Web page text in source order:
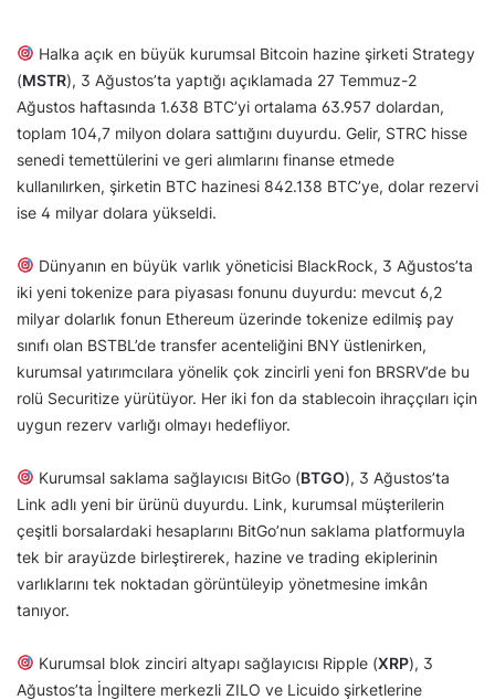
Halka açık en büyük kurumsal Bitcoin hazine şirketi Strategy
(MSTR), 3 Ağustos’ta yaptığı açıklamada 27 Temmuz-2
Ağustos haftasında 1.638 BTC’yi ortalama 63.957 dolardan,
toplam 104,7 milyon dolara sattığını duyurdu. Gelir, STRC hisse
senedi temettülerini ve geri alımlarını finanse etmede
kullanılırken, şirketin BTC hazinesi 842.138 BTC’ye, dolar rezervi
ise 4 milyar dolara yükseldi.
Dünyanın en büyük varlık yöneticisi BlackRock, 3 Ağustos’ta
iki yeni tokenize para piyasası fonunu duyurdu: mevcut 6,2
milyar dolarlık fonun Ethereum üzerinde tokenize edilmiş pay
sınıfı olan BSTBL’de transfer acenteliğini BNY üstlenirken,
kurumsal yatırımcılara yönelik çok zincirli yeni fon BRSRV’de bu
rolü Securitize yürütüyor. Her iki fon da stablecoin ihraççıları için
uygun rezerv varlığı olmayı hedefliyor.
Kurumsal saklama sağlayıcısı BitGo (BTGO), 3 Ağustos’ta
Link adlı yeni bir ürünü duyurdu. Link, kurumsal müşterilerin
çeşitli borsalardaki hesaplarını BitGo’nun saklama platformuyla
tek bir arayüzde birleştirerek, hazine ve trading ekiplerinin
varlıklarını tek noktadan görüntüleyip yönetmesine imkân
tanıyor.
Kurumsal blok zinciri altyapı sağlayıcısı Ripple (XRP), 3
Ağustos’ta İngiltere merkezli ZILO ve Licuido şirketlerine